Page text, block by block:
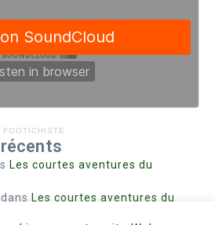
Les courtes aventures du
dans Les courtes aventures du